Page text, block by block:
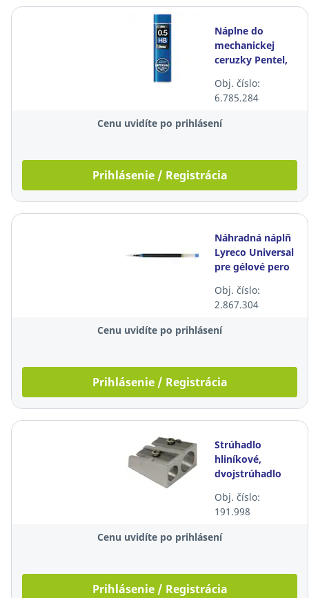
Náplne do
mechanickej
ceruzky Pentel,
ks/bal
Obj. číslo:
6.785.284
Cenu uvidíte po prihlásení
Prihlásenie / Registrácia
Náhradná náplň
Lyreco Universal
pre gélové pero
balenie 12 kusov
Obj. číslo:
2.867.304
Cenu uvidíte po prihlásení
Prihlásenie / Registrácia
Strúhadlo
hliníkové,
dvojstrúhadlo
Obj. číslo:
191.998
Cenu uvidíte po prihlásení
Prihlásenie / Registrácia